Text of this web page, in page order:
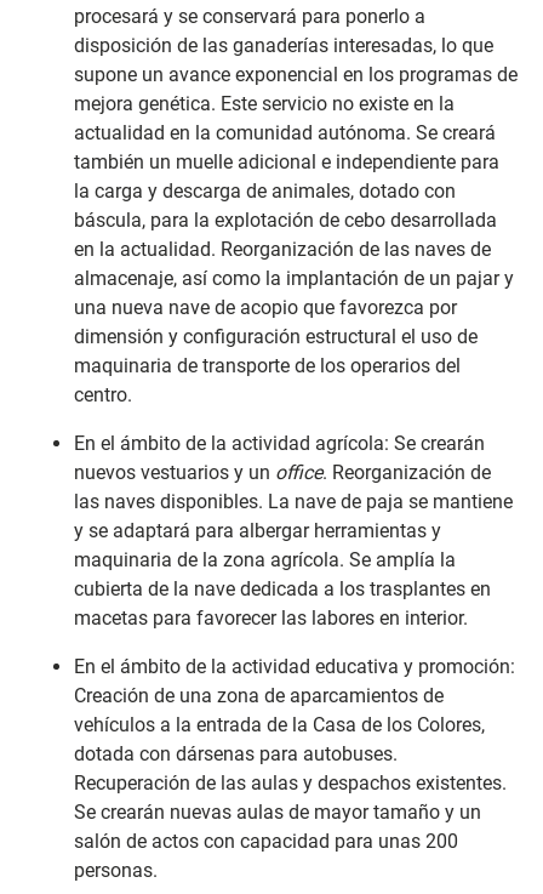
procesará y se conservará para ponerlo a
disposición de las ganaderías interesadas, lo que
supone un avance exponencial en los programas de
mejora genética. Este servicio no existe en la
actualidad en la comunidad autónoma. Se creará
también un muelle adicional e independiente para
la carga y descarga de animales, dotado con
báscula, para la explotación de cebo desarrollada
en la actualidad. Reorganización de las naves de
almacenaje, así como la implantación de un pajar y
una nueva nave de acopio que favorezca por
dimensión y configuración estructural el uso de
maquinaria de transporte de los operarios del
centro.
En el ámbito de la actividad agrícola: Se crearán
nuevos vestuarios y un office. Reorganización de
las naves disponibles. La nave de paja se mantiene
y se adaptará para albergar herramientas y
maquinaria de la zona agrícola. Se amplía la
cubierta de la nave dedicada a los trasplantes en
macetas para favorecer las labores en interior.
En el ámbito de la actividad educativa y promoción:
Creación de una zona de aparcamientos de
vehículos a la entrada de la Casa de los Colores,
dotada con dársenas para autobuses.
Recuperación de las aulas y despachos existentes.
Se crearán nuevas aulas de mayor tamaño y un
salón de actos con capacidad para unas 200
personas.